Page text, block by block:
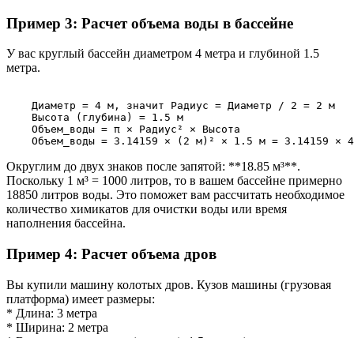
Пример 3: Расчет объема воды в бассейне
У вас круглый бассейн диаметром 4 метра и глубиной 1.5
метра.
    Диаметр = 4 м, значит Радиус = Диаметр / 2 = 2 м
    Высота (глубина) = 1.5 м
    Объем_воды = π × Радиус² × Высота
Округлим до двух знаков после запятой: **18.85 м³**.
Поскольку 1 м³ = 1000 литров, то в вашем бассейне примерно
18850 литров воды. Это поможет вам рассчитать необходимое
количество химикатов для очистки воды или время
наполнения бассейна.
Пример 4: Расчет объема дров
Вы купили машину колотых дров. Кузов машины (грузовая
платформа) имеет размеры:
* Длина: 3 метра
* Ширина: 2 метра